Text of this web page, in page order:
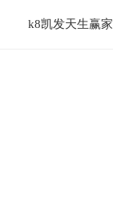
k8凯发天生赢家